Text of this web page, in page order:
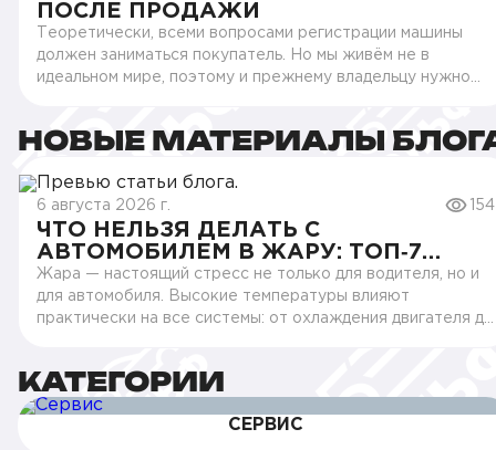
ПОСЛЕ ПРОДАЖИ
Теоретически, всеми вопросами регистрации машины
должен заниматься покупатель. Но мы живём не в
идеальном мире, поэтому и прежнему владельцу нужно
проводится. Зачем продавцу прекращать регистрацию?
машины на учёт. Если забыть об этом, во время
регистрации придётся уплатить лишние 1500-2000
рублей. Теоретически, существуют и более строгие
наказания при остановке автомобиля. В первый раз
водитель получит штраф в 500–800 рублей, а во второй
— 5000 рублей. Более того, при повторном нарушении
инспектор может потребовать немедленно прекратить
месяцев. Но на практике такие меры применяются редко.
Инспектору придётся доказать факт продажи и
существования договора купли-продажи - такие
НОВЫЕ МАТЕРИАЛЫ
6 августа 2026 г. 154
ЧТО НЕЛЬЗЯ ДЕЛАТЬ С
АВТОМОБИЛЕМ В ЖАРУ: ТОП‑7
КРИТИЧНЫХ ОШИБОК
Жара — настоящий стресс не только для водителя, но и
для автомобиля. Высокие температуры влияют
практически на все системы: от охлаждения двигателя до
эксплуатации могут обойтись особенно дорого.
Разберём, чего категорически не стоит делать с
машиной в жаркую погоду, чтобы избежать перегрева,
КАТЕГОРИИ
СЕРВИС